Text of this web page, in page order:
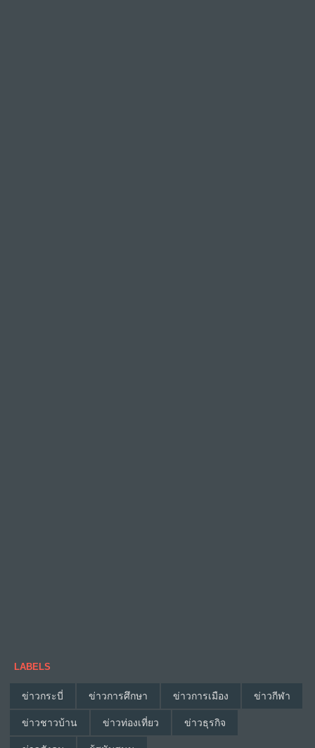
LABELS
ข่าวกระบี่ ข่าวการศึกษา ข่าวการเมือง ข่าวกีฬา
ข่าวชาวบ้าน ข่าวท่องเที่ยว ข่าวธุรกิจ